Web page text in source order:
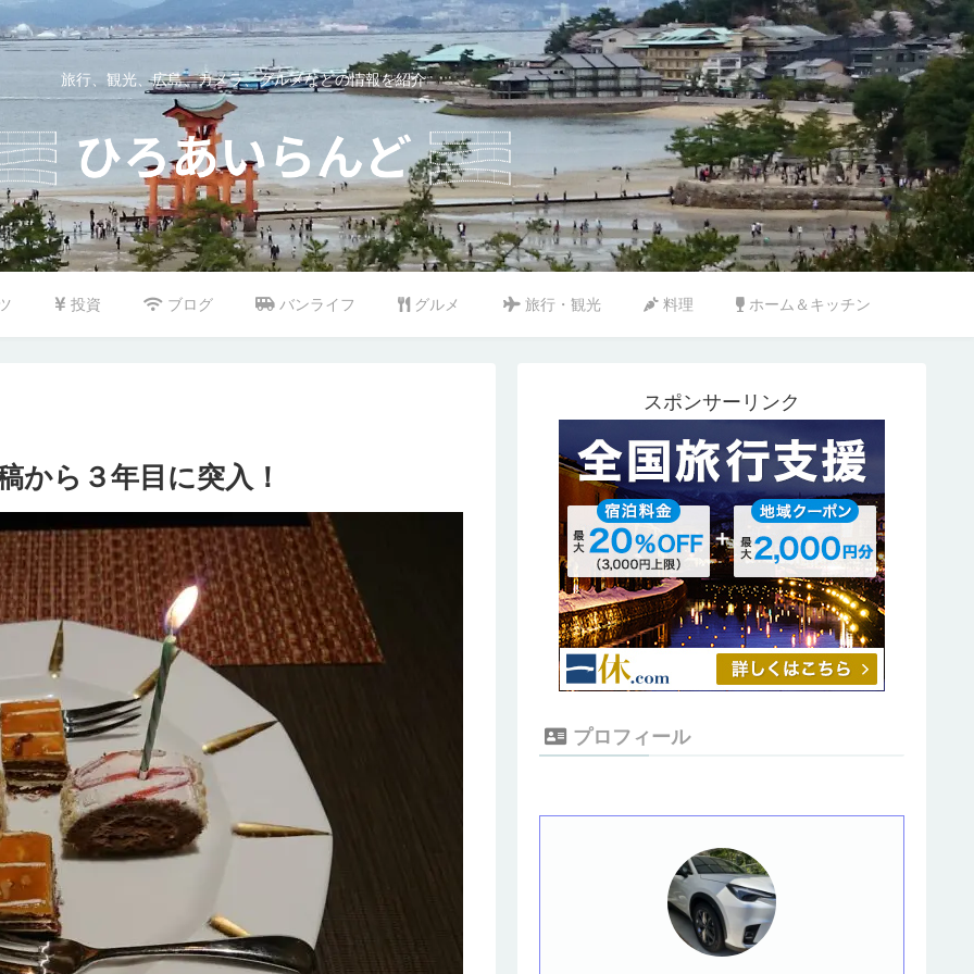
旅行、観光、広島、カメラ、グルメなどの情報を紹介
投資 ブログ バンライフ グルメ 旅行・観光 料理 ホーム＆キッチン
から３年目に突入！
スポンサーリンク
プロフィール